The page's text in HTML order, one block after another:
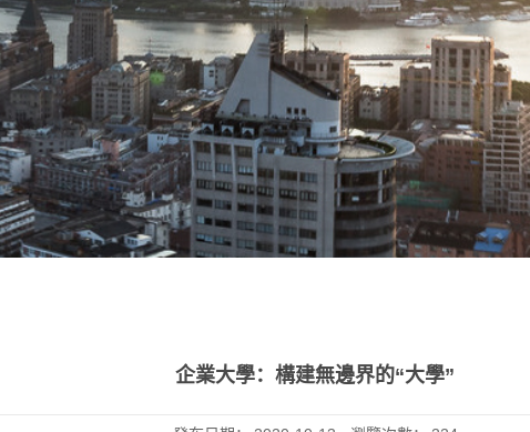
企業大學：構建無邊界的“大學”